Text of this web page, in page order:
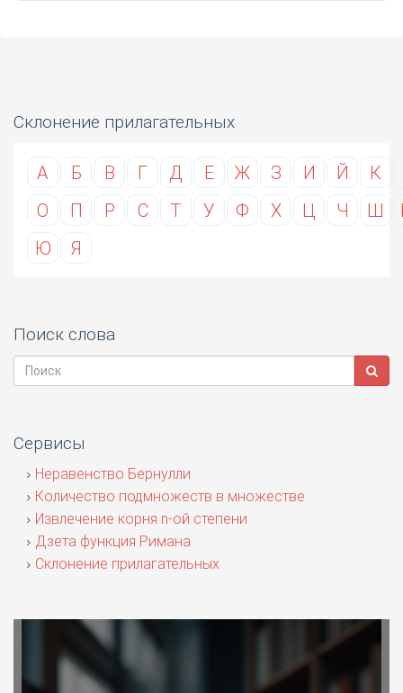
Склонение прилагательных
А Б В Г Д Е Ж З И Й К
О
П Р С Т У Ф Х Ц Ч Ш
Ю
Я
Поиск слова
Сервисы
Неравенство Бернулли
Количество подмножеств в множестве
Извлечение корня n-ой степени
Дзета функция Римана
Склонение прилагательных